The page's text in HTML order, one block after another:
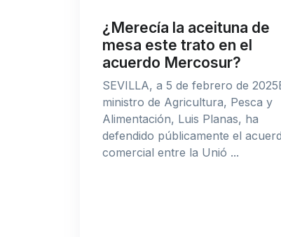
¿Merecía la aceituna de
mesa este trato en el
acuerdo Mercosur?
SEVILLA, a 5 de febrero de
ministro de Agricultura, Pesca y
Alimentación, Luis Planas, ha
defendido públicamente el
comercial entre la Unió ...